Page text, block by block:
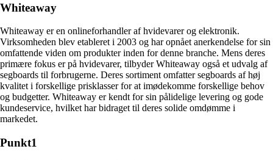
Whiteaway
Whiteaway er en onlineforhandler af hvidevarer og elektronik.
Virksomheden blev etableret i 2003 og har opnået anerkendelse for sin
omfattende viden om produkter inden for denne branche. Mens deres
primære fokus er på hvidevarer, tilbyder Whiteaway også et udvalg af
segboards til forbrugerne. Deres sortiment omfatter segboards af høj
kvalitet i forskellige prisklasser for at imødekomme forskellige behov
og budgetter. Whiteaway er kendt for sin pålidelige levering og gode
kundeservice, hvilket har bidraget til deres solide omdømme i
markedet.
Punkt1